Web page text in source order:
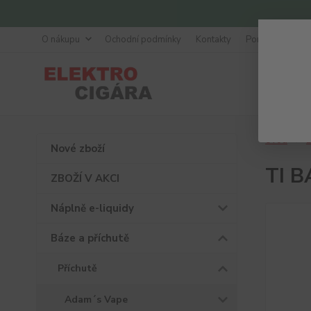
O nákupu Ochodní podmínky Kontakty Poradna
Nové zboží
ZBOŽÍ V AKCI
Náplně e-liquidy
Báze a příchutě
Příchutě
Adam´s Vape
Úvod
TI